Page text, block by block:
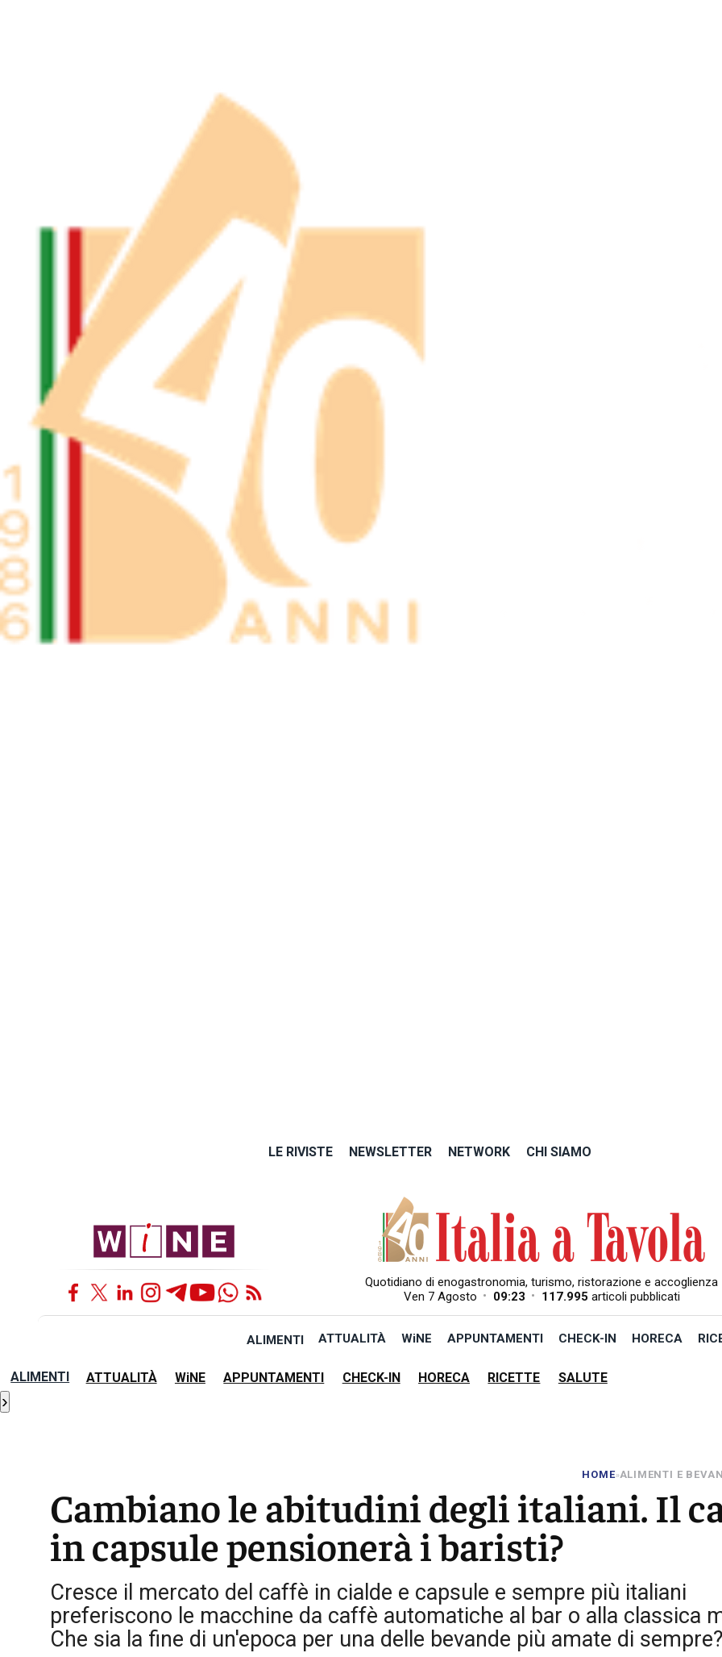
LE RIVISTE NEWSLETTER NETWORK CHI SIAMO
Quotidiano di enogastronomia, turismo, ristorazione e accoglienza
Ven 7 Agosto • 09:23 • 117.995 articoli pubblicati
ALIMENTI ATTUALITÀ WiNE APPUNTAMENTI CHECK-IN HORECA
ALIMENTI ATTUALITÀ WiNE APPUNTAMENTI CHECK-IN HORECA RICETTE SALUTE
›
HOME»ALIMENTI E
Cambiano le abitudini degli italiani. Il
in capsule pensionerà i baristi?
Cresce il mercato del caffè in cialde e capsule e sempre più italiani
preferiscono le macchine da caffè automatiche al bar o alla classica
Che sia la fine di un'epoca per una delle bevande più amate di